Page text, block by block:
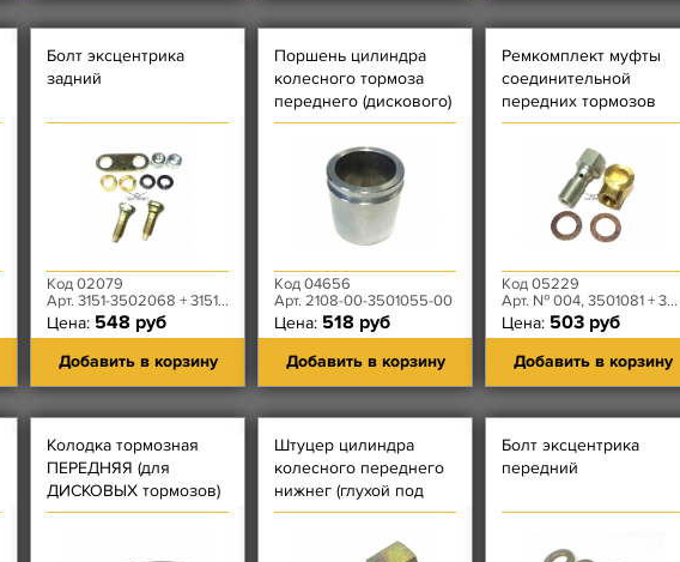
Болт эксцентрика
задний
Код 02079
Арт. 3151-3502068 + 3151-3502030 + 3151-3501028
Цена: 548 руб
Добавить в корзину
Поршень цилиндра
колесного тормоза
переднего (дискового)
Код 04656
Арт. 2108-00-3501055-00
Цена: 518 руб
Добавить в корзину
Ремкомплект муфты
соединительной
передних тормозов
Код 05229
Арт. № 004, 3501081 + 3501082 + 3506013
Цена: 503 руб
Добавить в корзину
Колодка тормозная
ПЕРЕДНЯЯ (для
ДИСКОВЫХ тормозов)
Автодетальсервис
Штуцер цилиндра
колесного переднего
нижнег (глухой под
трубку тормозную) -
болт соединительной
Болт эксцентрика
передний